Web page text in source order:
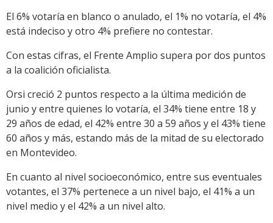
El 6% votaría en blanco o anulado, el 1% no votaría, el 4%
está indeciso y otro 4% prefiere no contestar.
Con estas cifras, el Frente Amplio supera por dos puntos
a la coalición oficialista.
Orsi creció 2 puntos respecto a la última medición de
junio y entre quienes lo votaría, el 34% tiene entre 18 y
29 años de edad, el 42% entre 30 a 59 años y el 43% tiene
60 años y más, estando más de la mitad de su electorado
en Montevideo.
En cuanto al nivel socioeconómico, entre sus eventuales
votantes, el 37% pertenece a un nivel bajo, el 41% a un
nivel medio y el 42% a un nivel alto.